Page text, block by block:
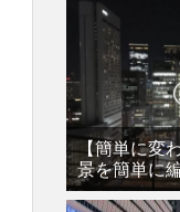
【簡単に変
景を簡単に